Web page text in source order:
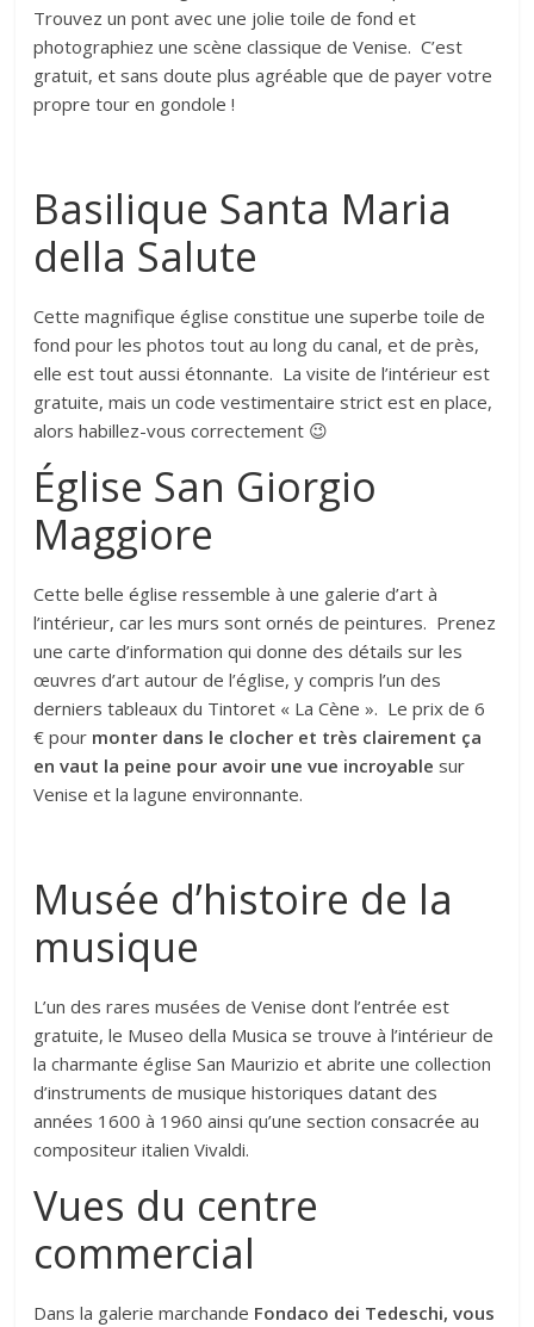
Trouvez un pont avec une jolie toile de fond et
photographiez une scène classique de Venise. C’est
gratuit, et sans doute plus agréable que de payer votre
propre tour en gondole !
Basilique Santa Maria
della Salute
Cette magnifique église constitue une superbe toile de
fond pour les photos tout au long du canal, et de près,
elle est tout aussi étonnante. La visite de l’intérieur est
gratuite, mais un code vestimentaire strict est en place,
alors habillez-vous correctement 😉
Église San Giorgio
Maggiore
Cette belle église ressemble à une galerie d’art à
l’intérieur, car les murs sont ornés de peintures. Prenez
une carte d’information qui donne des détails sur les
œuvres d’art autour de l’église, y compris l’un des
derniers tableaux du Tintoret « La Cène ». Le prix de 6
€ pour monter dans le clocher et très clairement ça
en vaut la peine pour avoir une vue incroyable sur
Venise et la lagune environnante.
Musée d’histoire de la
musique
L’un des rares musées de Venise dont l’entrée est
gratuite, le Museo della Musica se trouve à l’intérieur de
la charmante église San Maurizio et abrite une collection
d’instruments de musique historiques datant des
années 1600 à 1960 ainsi qu’une section consacrée au
compositeur italien Vivaldi.
Vues du centre
commercial
Dans la galerie marchande Fondaco dei Tedeschi, vous